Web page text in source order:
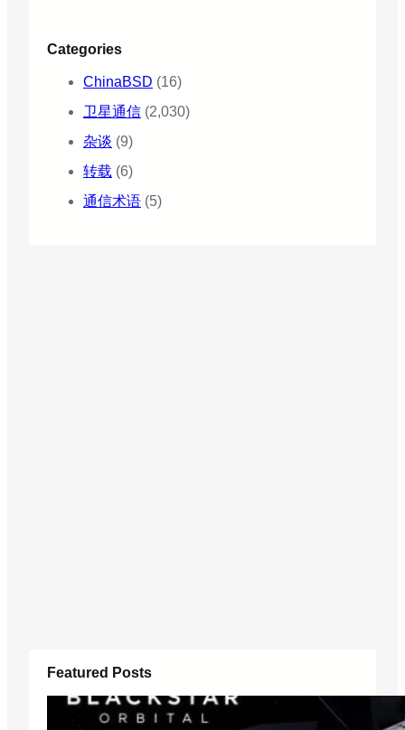
Categories
ChinaBSD (16)
卫星通信 (2,030)
杂谈 (9)
转载 (6)
通信术语 (5)
Featured Posts